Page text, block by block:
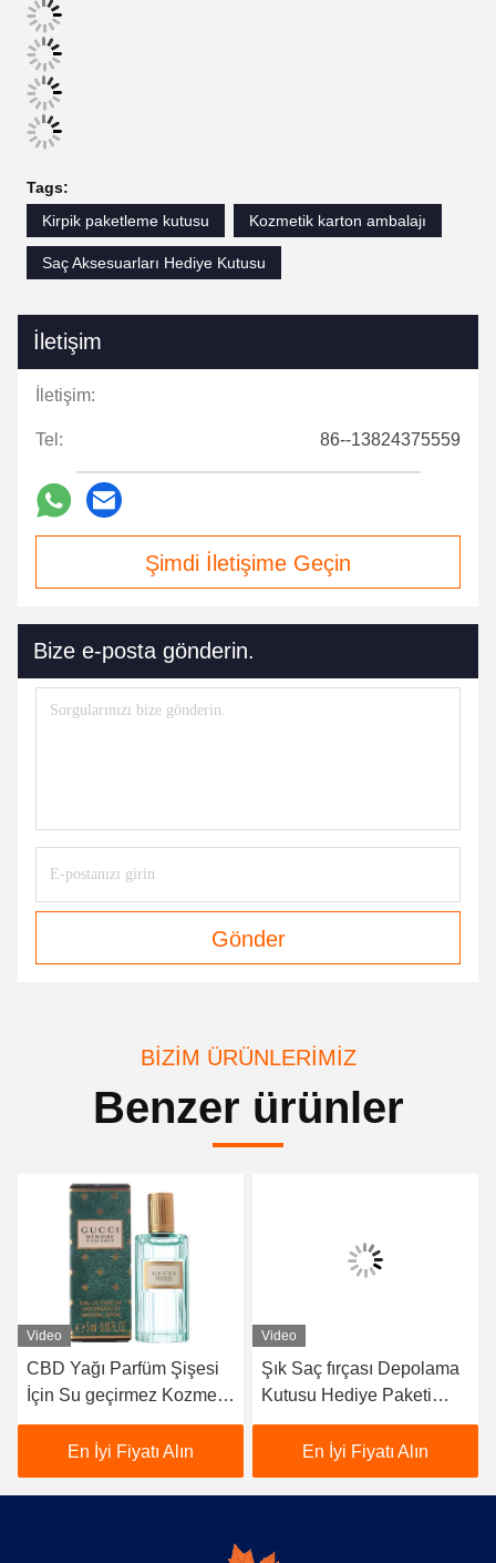
Tags:
Kirpik paketleme kutusu
Kozmetik karton ambalajı
Saç Aksesuarları Hediye Kutusu
İletişim
İletişim:
Tel: 86--13824375559
Şimdi İletişime Geçin
Bize e-posta gönderin.
Gönder
BIZIM ÜRÜNLERIMIZ
Benzer ürünler
Video
CBD Yağı Parfüm Şişesi
İçin Su geçirmez Kozmetik
Paket Kutusu
En İyi Fiyatı Alın
Video
Şık Saç fırçası Depolama
Kutusu Hediye Paketi
Özel Renk
En İyi Fiyatı Alın